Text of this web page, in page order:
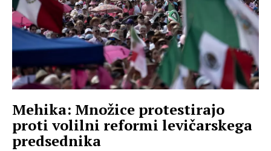
Mehika: Množice protestirajo
proti volilni reformi levičarskega
predsednika